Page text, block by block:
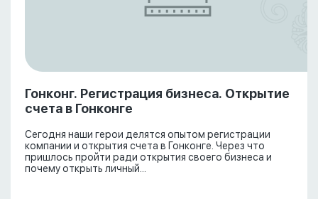
Гонконг. Регистрация бизнеса. Открытие
счета в Гонконге
Сегодня наши герои делятся опытом регистрации
компании и открытия счета в Гонконге. Через что
пришлось пройти ради открытия своего бизнеса и
почему открыть личный...